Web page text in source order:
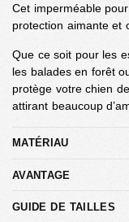
Cet imperméable
protection aimante et
Que ce soit pour les
les balades en forêt
protège votre chien
attirant beaucoup
MATÉRIAU
AVANTAGE
GUIDE DE TAILLES